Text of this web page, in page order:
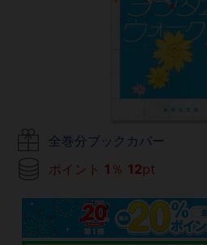
全巻分ブックカバー
ポイント 1 ％ 12pt